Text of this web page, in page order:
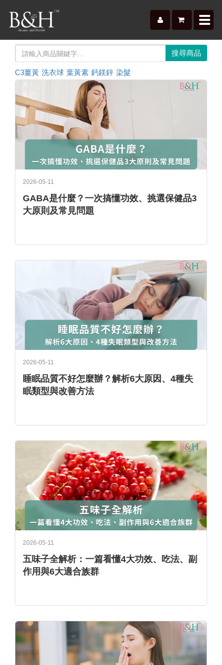
C3薑黃 洗衣球 葉黃素 鈣鎂鋅 染髮
2026-05-11
GABA是什麼？一次搞懂功效、挑選保健品3
大原則及常見問題
2026-05-11
睡眠品質不好怎麼辦？解析6大原因、4種失
眠類型與改善方法
2026-05-11
五味子全解析：一篇看懂4大功效、吃法、副
作用與6大適合族群